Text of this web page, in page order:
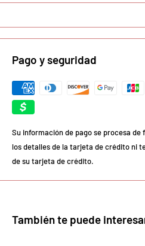
Pago y seguridad
Su información de pago se procesa
los detalles de la tarjeta de crédito ni
de su tarjeta de crédito.
También te puede